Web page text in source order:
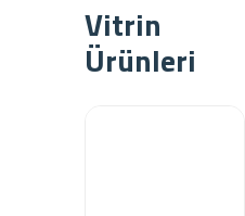
Vitrin
Ürünleri